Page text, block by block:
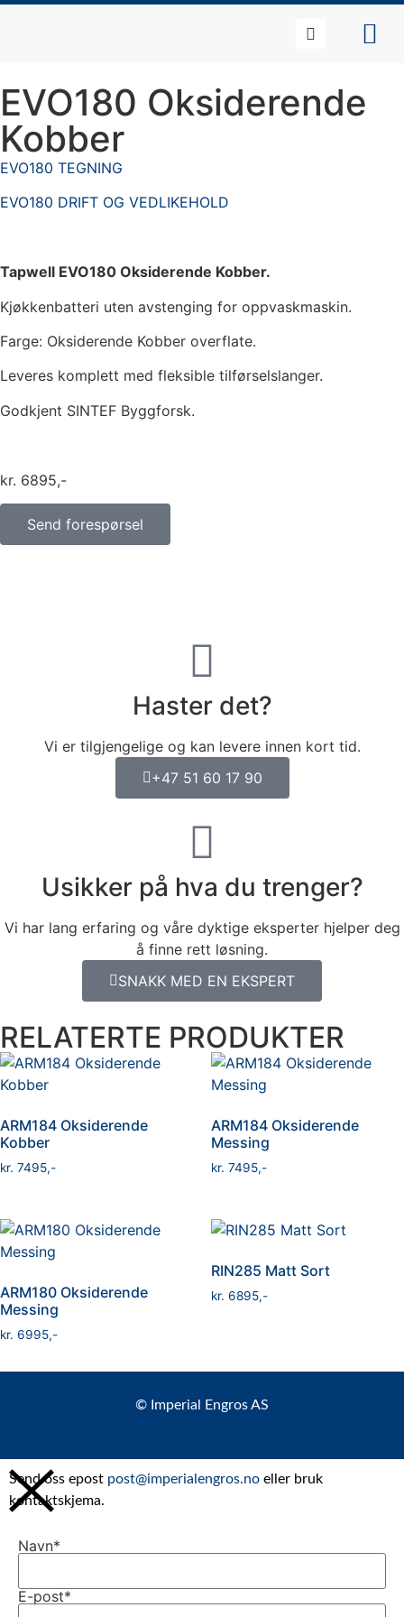
EVO180 Oksiderende
Kobber
EVO180 TEGNING
EVO180 DRIFT OG VEDLIKEHOLD
Tapwell EVO180 Oksiderende Kobber.
Kjøkkenbatteri uten avstenging for oppvaskmaskin.
Farge: Oksiderende Kobber overflate.
Leveres komplett med fleksible tilførselslanger.
Godkjent SINTEF Byggforsk.
kr 6895
Send forespørsel
Haster det?
Vi er tilgjengelige og kan levere innen kort tid.
+47 51 60 17 90
Usikker på hva du trenger?
Vi har lang erfaring og våre dyktige eksperter hjelper deg
å finne rett løsning.
SNAKK MED EN EKSPERT
RELATERTE PRODUKTER
ARM184 Oksiderende
Kobber
kr 7495
ARM184 Oksiderende
Messing
kr 7495
ARM180 Oksiderende
Messing
kr 6995
RIN285 Matt Sort
kr 6895
© Imperial Engros AS
Send oss epost post@imperialengros.no eller bruk
kontaktskjema.
Navn*
E-post*